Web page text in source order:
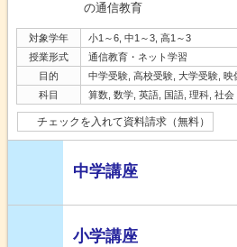
の通信教育
対象学年
小1～6, 中1～3, 高1～3
授業形式
通信教育・ネット学習
目的
中学受験, 高校受験, 大学受験, 映
科目
算数, 数学, 英語, 国語, 理科, 社会
チェックを入れて資料請求（無料）
中学講座
小学講座